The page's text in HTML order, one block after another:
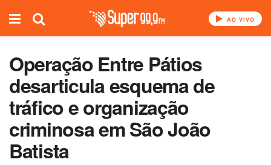
AO VIVO
Operação Entre Pátios
desarticula esquema de
tráfico e organização
criminosa em São João
Batista